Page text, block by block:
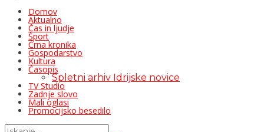
Domov
Aktualno
Čas in ljudje
Šport
Črna kronika
Gospodarstvo
Kultura
Časopis
Spletni arhiv Idrijske novice
TV Studio
Zadnje slovo
Mali oglasi
Promocijsko besedilo